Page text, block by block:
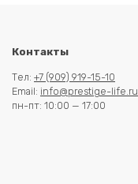
Контакты
Тел: +7 (909) 919-15-10
Email: info@prestige-life.ru
пн-пт: 10:00 — 17:00